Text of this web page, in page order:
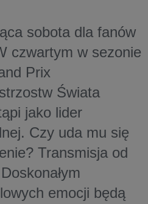
sobota dla fanów
czwartym w sezonie
Prix
Świata
jako lider
Czy uda mu się
Transmisja od
emocji będą